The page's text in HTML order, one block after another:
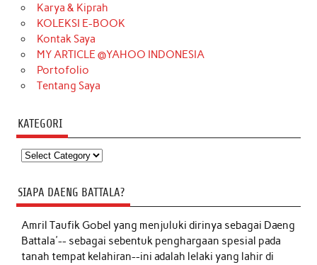
Karya & Kiprah
KOLEKSI E-BOOK
Kontak Saya
MY ARTICLE @YAHOO INDONESIA
Portofolio
Tentang Saya
KATEGORI
Kategori
SIAPA DAENG BATTALA?
Amril Taufik Gobelyang menjuluki dirinya sebagai Daeng
Battala'-- sebagai sebentuk penghargaan spesial pada
tanah tempat kelahiran--ini adalah lelaki yang lahir di